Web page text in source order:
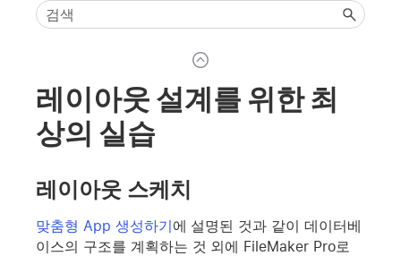
레이아웃 설계를 위한 최
상의 실습
레이아웃 스케치
맞춤형 App 생성하기에 설명된 것과 같이 데이터베
이스의 구조를 계획하는 것 외에 FileMaker Pro로